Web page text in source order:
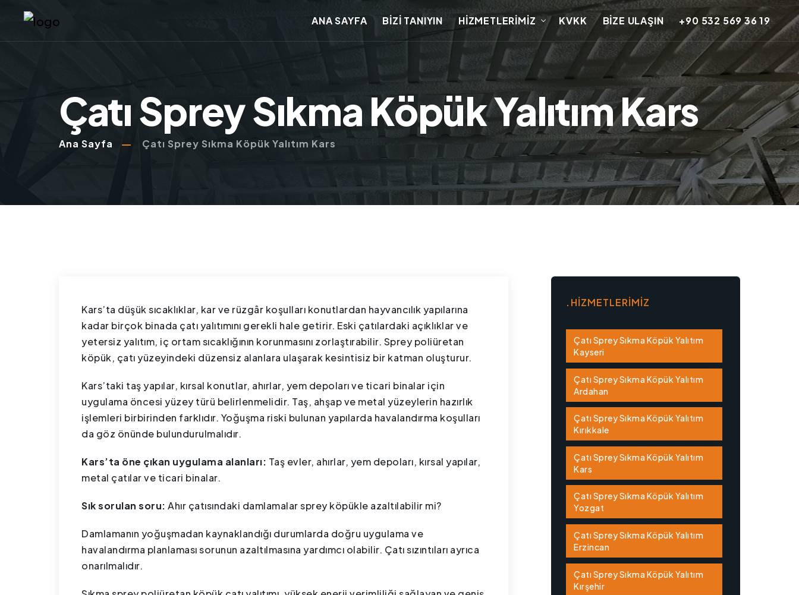
ANA SAYFA BİZİ TANIYIN HİZMETLERİMİZ KVKK BİZE ULAŞIN +90 532 569 36 19
Çatı Sprey Sıkma Köpük Yalıtım Kars
Ana Sayfa Çatı Sprey Sıkma Köpük Yalıtım Kars
Kars’ta düşük sıcaklıklar, kar ve rüzgâr koşulları konutlardan hayvancılık yapılarına
kadar birçok binada çatı yalıtımını gerekli hale getirir. Eski çatılardaki açıklıklar ve
yetersiz yalıtım, iç ortam sıcaklığının korunmasını zorlaştırabilir. Sprey poliüretan
köpük, çatı yüzeyindeki düzensiz alanlara ulaşarak kesintisiz bir katman oluşturur.
Kars’taki taş yapılar, kırsal konutlar, ahırlar, yem depoları ve ticari binalar için
uygulama öncesi yüzey türü belirlenmelidir. Taş, ahşap ve metal yüzeylerin hazırlık
işlemleri birbirinden farklıdır. Yoğuşma riski bulunan yapılarda havalandırma koşulları
da göz önünde bulundurulmalıdır.
Kars’ta öne çıkan uygulama alanları: Taş evler, ahırlar, yem depoları, kırsal yapılar,
metal çatılar ve ticari binalar.
Sık sorulan soru: Ahır çatısındaki damlamalar sprey köpükle azaltılabilir mi?
Damlamanın yoğuşmadan kaynaklandığı durumlarda doğru uygulama ve
havalandırma planlaması sorunun azaltılmasına yardımcı olabilir. Çatı sızıntıları ayrıca
onarılmalıdır.
HİZMETLERİMİZ
Çatı Sprey Sıkma Köpük Yalıtım
Kayseri
Çatı Sprey Sıkma Köpük Yalıtım
Ardahan
Çatı Sprey Sıkma Köpük Yalıtım
Kırıkkale
Çatı Sprey Sıkma Köpük Yalıtım
Kars
Çatı Sprey Sıkma Köpük Yalıtım
Yozgat
Çatı Sprey Sıkma Köpük Yalıtım
Erzincan
Çatı Sprey Sıkma Köpük Yalıtım
Kırşehir